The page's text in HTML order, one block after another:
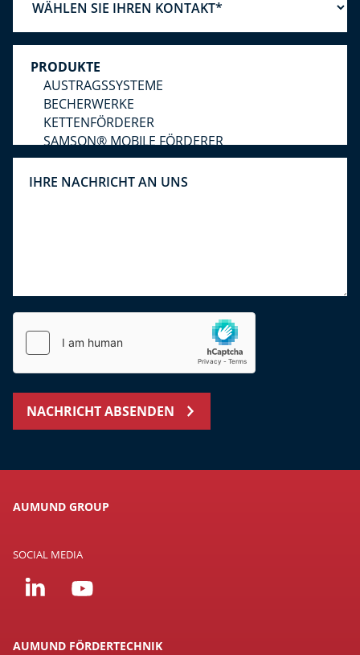
NACHRICHT ABSENDEN
AUMUND GROUP
SOCIAL MEDIA
AUMUND FÖRDERTECHNIK